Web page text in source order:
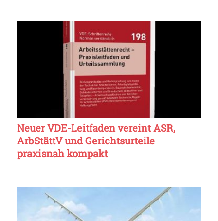
Neuer VDE-Leitfaden vereint ASR,
ArbStättV und Gerichtsurteile
praxisnah kompakt